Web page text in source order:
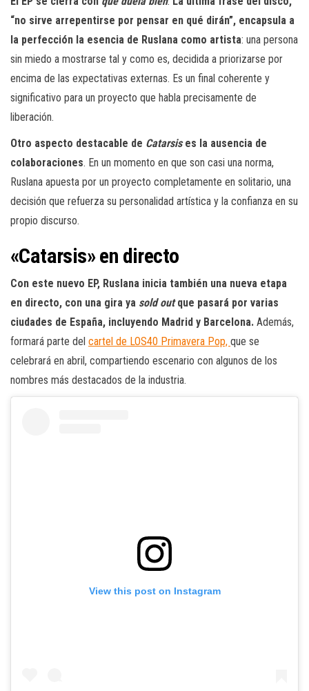
“no sirve arrepentirse por pensar en qué dirán”, encapsula a
la perfección la esencia de Ruslana como artista: una persona
sin miedo a mostrarse tal y como es, decidida a priorizarse por
encima de las expectativas externas. Es un final coherente y
significativo para un proyecto que habla precisamente de
liberación.
Otro aspecto destacable de Catarsises la ausencia de
colaboraciones. En un momento en que son casi una norma,
Ruslana apuesta por un proyecto completamente en solitario, una
decisión que refuerza su personalidad artística y la confianza en su
propio discurso.
«Catarsis» en directo
Con este nuevo EP, Ruslana inicia también una nueva etapa
en directo, con una gira ya sold outque pasará por varias
ciudades de España, incluyendo Madrid y Barcelona. Además,
formará parte del cartel de LOS40 Primavera Pop, que se
celebrará en abril, compartiendo escenario con algunos de los
nombres más destacados de la industria.
View this post on Instagram